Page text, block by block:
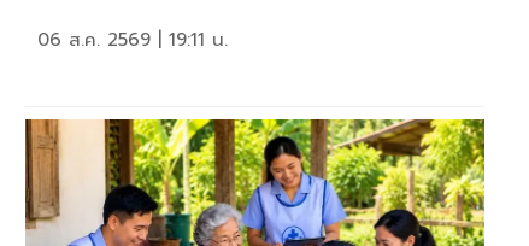
06 ส.ค. 2569 | 19:11 น.